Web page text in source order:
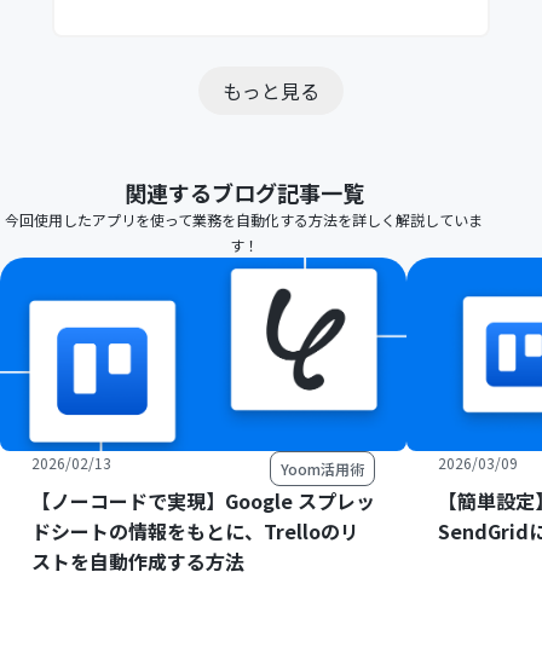
もっと見る
関連するブログ記事一覧
今回使用したアプリを使って業務を自動化する方法を詳しく解説していま
す！
2026/02/13 Yoom活用術
【ノーコードで実現】Google スプレッ
ドシートの情報をもとに、Trelloのリ
ストを自動作成する方法
2026/03/09
【簡単設
SendGrid